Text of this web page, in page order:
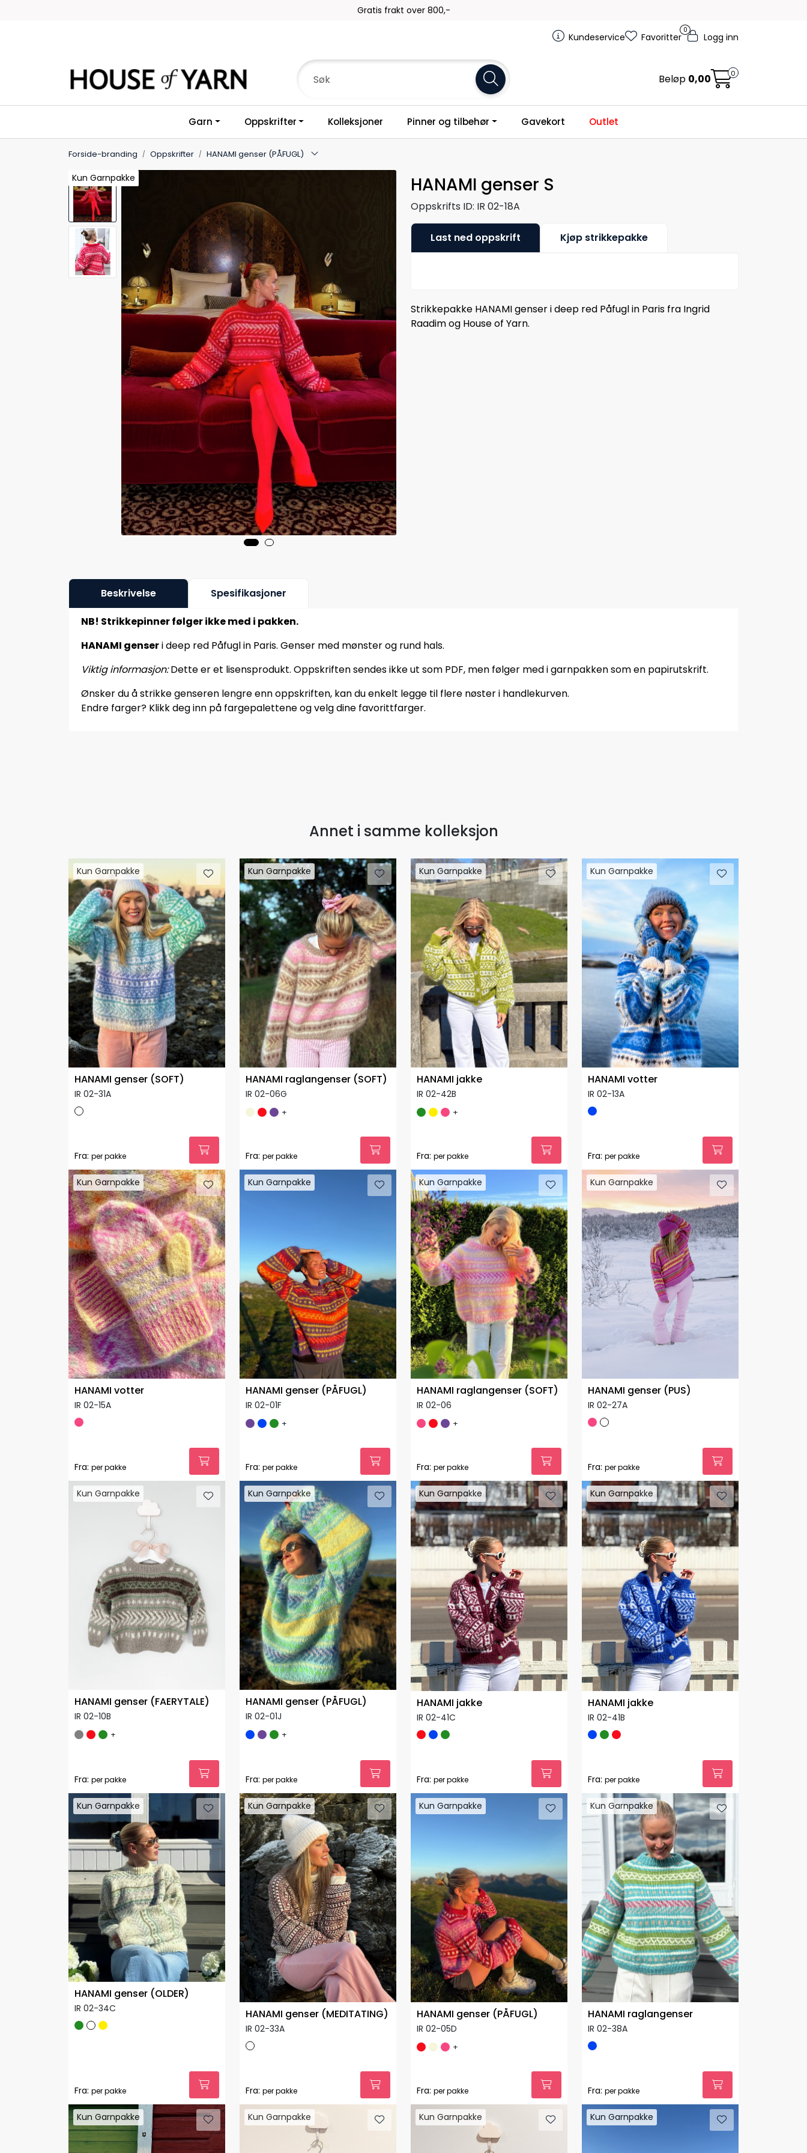
Frakt 79,-
Kundeservice
0
Favoritter Logg inn
Beløp 0,00 0
Garn Oppskrifter Kolleksjoner Pinner og tilbehør Gavekort Outlet
Forside-branding Oppskrifter HANAMI genser (PÅFUGL)
Kun Garnpakke
Kun Garnpakke
Kun Garnpakke
Kun Garnpakke HANAMI genser S
Oppskrifts ID: IR 02-18A
Last ned oppskrift Kjøp strikkepakke
Strikkepakke HANAMI genser i deep red Påfugl in Paris fra Ingrid
Raadim og House of Yarn.
Beskrivelse Spesifikasjoner
NB! Strikkepinner følger ikke med i pakken.
HANAMI genseri deep red Påfugl in Paris. Genser med mønster og rund hals.
Viktig informasjon:Dette er et lisensprodukt. Oppskriften sendes ikke ut som PDF, men følger med i garnpakken som en papirutskrift.
Ønsker du å strikke genseren lengre enn oppskriften, kan du enkelt legge til flere nøster i handlekurven.
Endre farger? Klikk deg inn på fargepalettene og velg dine favorittfarger.
Annet i samme kolleksjon
Kun Garnpakke
HANAMI genser (SOFT)
IR 02-31A
Fra: per pakke
Kun Garnpakke
HANAMI raglangenser (SOFT)
IR 02-06G
+
Fra: per pakke
Kun Garnpakke
HANAMI jakke
IR 02-42B
+
Fra: per pakke
Kun Garnpakke
HANAMI votter
IR 02-13A
Fra: per pakke
Kun Garnpakke
HANAMI votter
IR 02-15A
Fra: per pakke
Kun Garnpakke
HANAMI genser (PÅFUGL)
IR 02-01F
+
Fra: per pakke
Kun Garnpakke
HANAMI raglangenser (SOFT)
IR 02-06
+
Fra: per pakke
Kun Garnpakke
HANAMI genser (PUS)
IR 02-27A
Fra: per pakke
Kun Garnpakke
HANAMI genser (FAERYTALE)
IR 02-10B
+
Fra: per pakke
Kun Garnpakke
HANAMI genser (PÅFUGL)
IR 02-01J
+
Fra: per pakke
Kun Garnpakke
HANAMI jakke
IR 02-41C
Fra: per pakke
Kun Garnpakke
HANAMI jakke
IR 02-41B
Fra: per pakke
Kun Garnpakke
HANAMI genser (OLDER)
IR 02-34C
Fra: per pakke
Kun Garnpakke
HANAMI genser (MEDITATING)
IR 02-33A
Fra: per pakke
Kun Garnpakke
HANAMI genser (PÅFUGL)
IR 02-05D
+
Fra: per pakke
Kun Garnpakke
HANAMI raglangenser
IR 02-38A
Fra: per pakke
Kun Garnpakke Kun Garnpakke Kun Garnpakke Kun Garnpakke